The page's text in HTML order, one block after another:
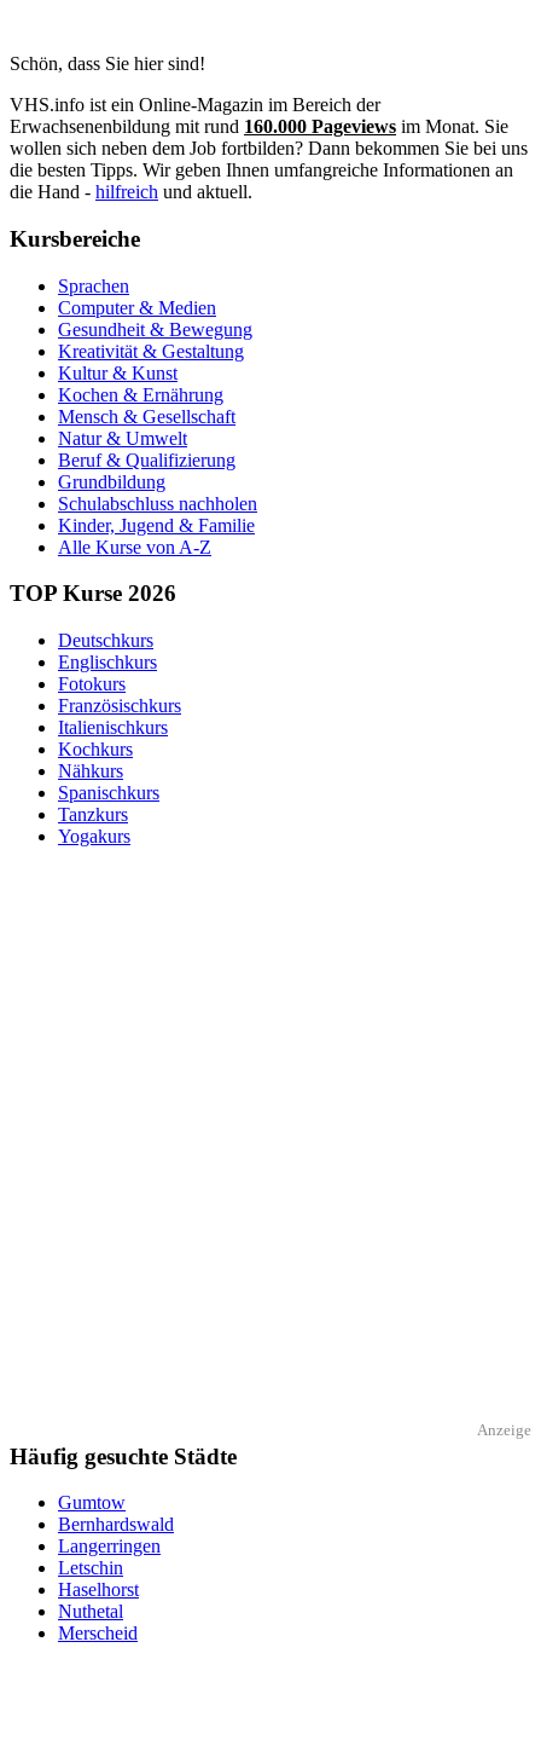
Schön, dass Sie hier sind!
VHS.info ist ein Online-Magazin im Bereich der
Erwachsenenbildung mit rund 160.000 Pageviews im Monat. Sie
wollen sich neben dem Job fortbilden? Dann bekommen Sie bei uns
die besten Tipps. Wir geben Ihnen umfangreiche Informationen an
die Hand - hilfreich und aktuell.
Kursbereiche
Sprachen
Computer & Medien
Gesundheit & Bewegung
Kreativität & Gestaltung
Kultur & Kunst
Kochen & Ernährung
Mensch & Gesellschaft
Natur & Umwelt
Beruf & Qualifizierung
Grundbildung
Schulabschluss nachholen
Kinder, Jugend & Familie
Alle Kurse von A-Z
TOP Kurse 2026
Deutschkurs
Englischkurs
Fotokurs
Französischkurs
Italienischkurs
Kochkurs
Nähkurs
Spanischkurs
Tanzkurs
Yogakurs
Anzeige
Häufig gesuchte Städte
Gumtow
Bernhardswald
Langerringen
Letschin
Haselhorst
Nuthetal
Merscheid